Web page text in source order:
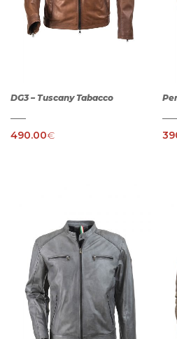
DG3 – Tuscany Tabacco
490.00€